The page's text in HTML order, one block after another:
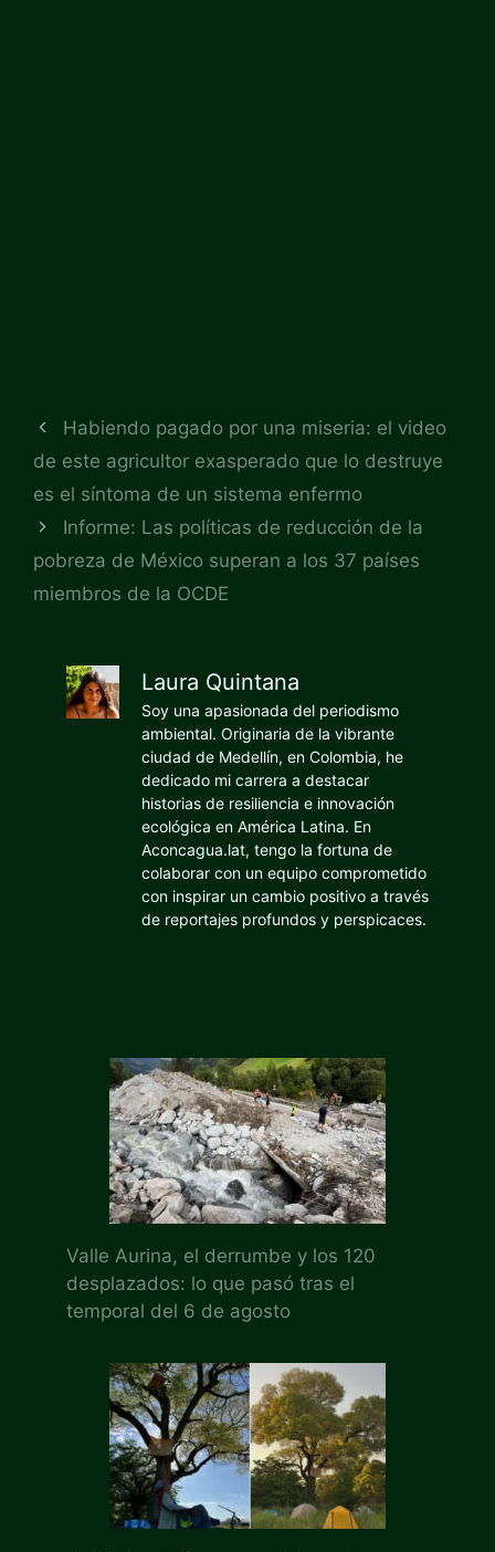
Habiendo pagado por una miseria: el video
de este agricultor exasperado que lo destruye
es el síntoma de un sistema enfermo
Informe: Las políticas de reducción de la
pobreza de México superan a los 37 países
miembros de la OCDE
Laura Quintana
Soy una apasionada del periodismo
ambiental. Originaria de la vibrante
ciudad de Medellín, en Colombia, he
dedicado mi carrera a destacar
historias de resiliencia e innovación
ecológica en América Latina. En
Aconcagua.lat, tengo la fortuna de
colaborar con un equipo comprometido
con inspirar un cambio positivo a través
de reportajes profundos y perspicaces.
Valle Aurina, el derrumbe y los 120
desplazados: lo que pasó tras el
temporal del 6 de agosto